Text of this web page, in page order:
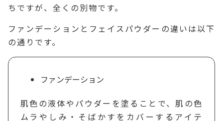
ちですが、全くの別物です。
ファンデーションとフェイスパウダーの違いは以下
の通りです。
ファンデーション
肌色の液体やパウダーを塗ることで、肌の色
ムラやしみ・そばかすをカバーするアイテ